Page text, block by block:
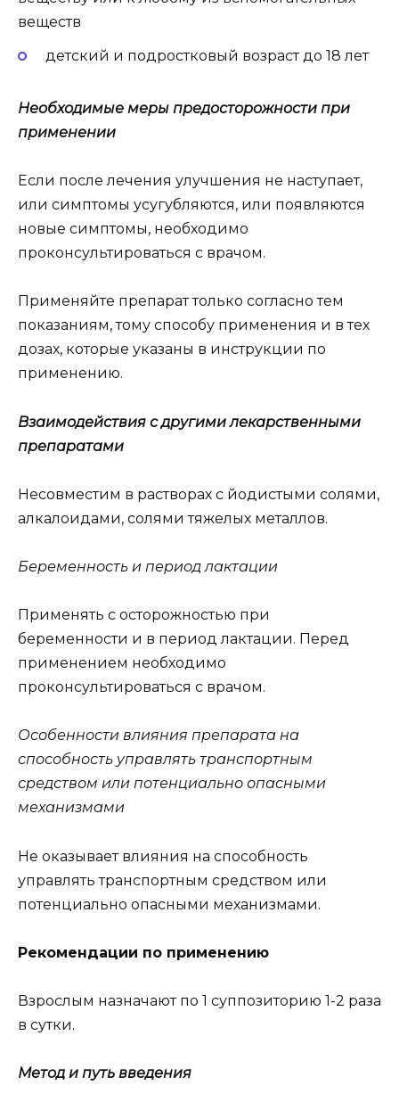
веществ
детский и подростковый возраст до 18 лет
Необходимые меры предосторожности при
применении
Если после лечения улучшения не наступает,
или симптомы усугубляются, или появляются
новые симптомы, необходимо
проконсультироваться с врачом.
Применяйте препарат только согласно тем
показаниям, тому способу применения и в тех
дозах, которые указаны в инструкции по
применению.
Взаимодействия с другими лекарственными
препаратами
Несовместим в растворах с йодистыми солями,
алкалоидами, солями тяжелых металлов.
Беременность и период лактации
Применять с осторожностью при
беременности и в период лактации. Перед
применением необходимо
проконсультироваться с врачом.
Особенности влияния препарата на
способность управлять транспортным
средством или потенциально опасными
механизмами
Не оказывает влияния на способность
управлять транспортным средством или
потенциально опасными механизмами.
Рекомендации по применению
Взрослым назначают по 1 суппозиторию 1-2 раза
в сутки.
Метод и путь введения